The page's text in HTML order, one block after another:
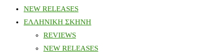
NEW RELEASES
ΕΛΛΗΝΙΚΗ ΣΚΗΝΗ
REVIEWS
NEW RELEASES